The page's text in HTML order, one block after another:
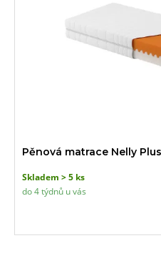
Pěnová matrace Nelly
Skladem > 5 ks
do 4 týdnů u vás